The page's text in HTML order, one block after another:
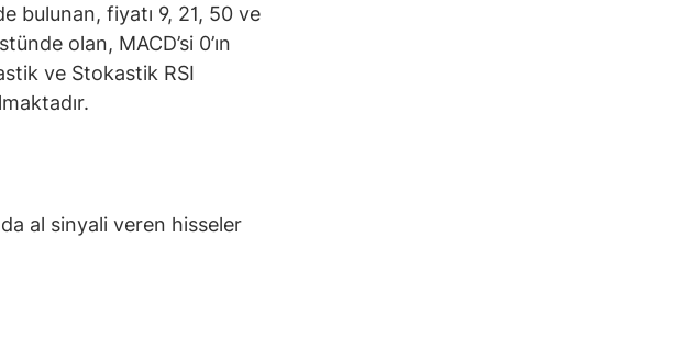
bulunan, fiyatı 9, 21, 50 ve
olan, MACD’si 0’ın
ve Stokastik RSI
al sinyali veren hisseler